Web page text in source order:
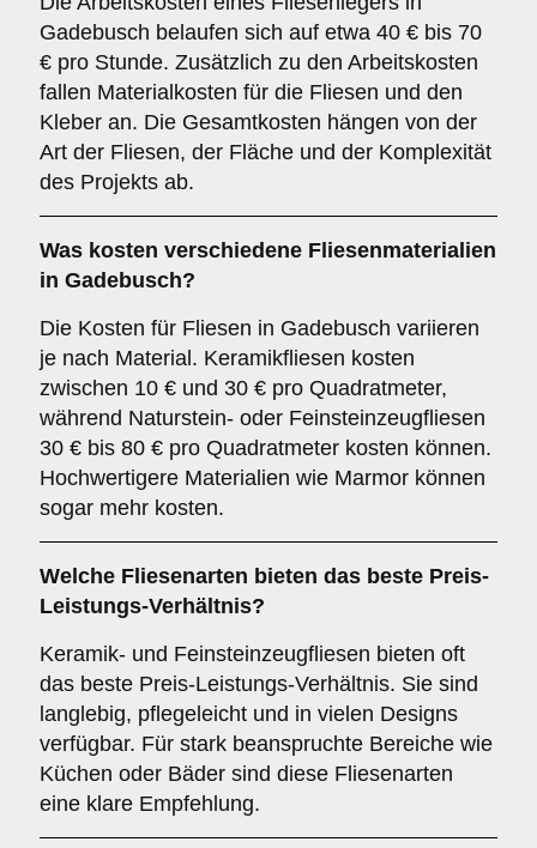
Gadebusch belaufen sich auf etwa 40 € bis 70
€ pro Stunde. Zusätzlich zu den Arbeitskosten
fallen Materialkosten für die Fliesen und den
Kleber an. Die Gesamtkosten hängen von der
Art der Fliesen, der Fläche und der Komplexität
des Projekts ab.
Was kosten verschiedene Fliesenmaterialien
in Gadebusch?
Die Kosten für Fliesen in Gadebusch variieren
je nach Material. Keramikfliesen kosten
zwischen 10 € und 30 € pro Quadratmeter,
während Naturstein- oder Feinsteinzeugfliesen
30 € bis 80 € pro Quadratmeter kosten können.
Hochwertigere Materialien wie Marmor können
sogar mehr kosten.
Welche Fliesenarten bieten das beste Preis-
Leistungs-Verhältnis?
Keramik- und Feinsteinzeugfliesen bieten oft
das beste Preis-Leistungs-Verhältnis. Sie sind
langlebig, pflegeleicht und in vielen Designs
verfügbar. Für stark beanspruchte Bereiche wie
Küchen oder Bäder sind diese Fliesenarten
eine klare Empfehlung.